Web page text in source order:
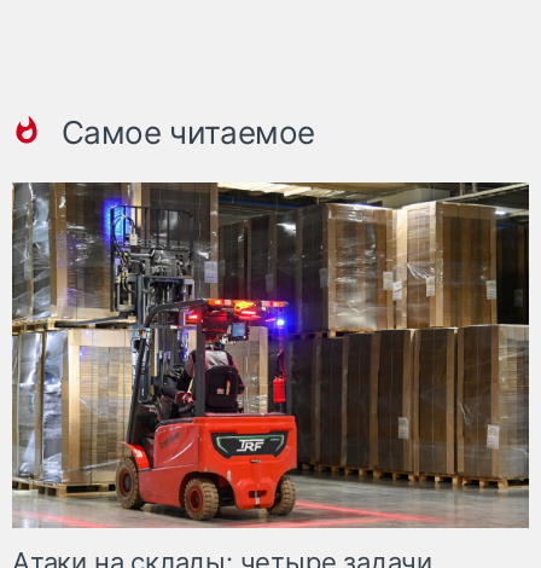
Самое читаемое
Атаки на склады: четыре задачи,